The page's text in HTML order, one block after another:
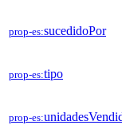
prop-es:sucedidoPor
prop-es:tipo
prop-es: